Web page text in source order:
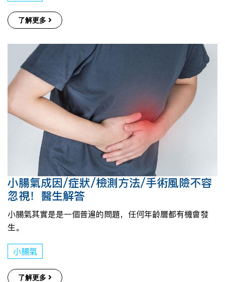
了解更多
小腸氣成因/症狀/檢測方法/手術風險不容
忽視！醫生解答
小腸氣其實是是一個普遍的問題，任何年齡層都有機會發
生。
小腸氣
了解更多